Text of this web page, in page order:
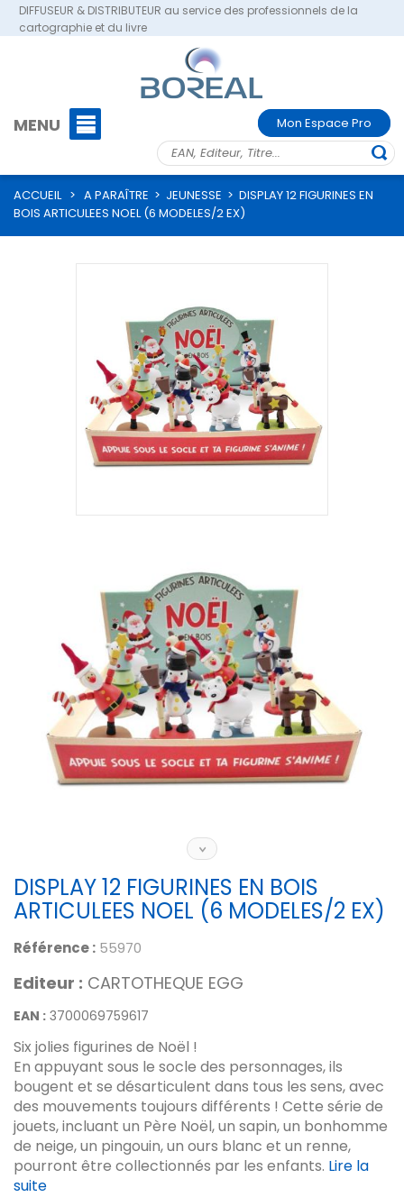
DIFFUSEUR & DISTRIBUTEUR au service des professionnels de la
cartographie et du livre
MENU Mon Espace Pro
ACCUEIL > A PARAÎTRE > JEUNESSE > DISPLAY 12 FIGURINES EN
BOIS ARTICULEES NOEL (6 MODELES/2 EX)
DISPLAY 12 FIGURINES EN BOIS
ARTICULEES NOEL (6 MODELES/2 EX)
Référence : 55970
Editeur : CARTOTHEQUE EGG
EAN : 3700069759617
Six jolies figurines de Noël !
En appuyant sous le socle des personnages, ils
bougent et se désarticulent dans tous les sens, avec
des mouvements toujours différents ! Cette série de
jouets, incluant un Père Noël, un sapin, un bonhomme
de neige, un pingouin, un ours blanc et un renne,
pourront être collectionnés par les enfants. Lire la
suite